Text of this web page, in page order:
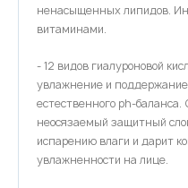
ненасыщенных липидов.
витаминами.
- 12 видов гиалуроновой
увлажнение и
естественного ph-
неосязаемый защитный
испарению влаги и дарит
увлажненности на лице.